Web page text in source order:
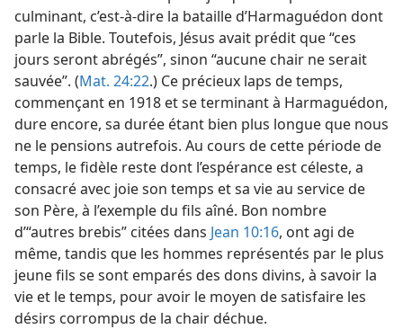
culminant, c’est-à-dire la bataille d’Harmaguédon dont
parle la Bible. Toutefois, Jésus avait prédit que “ces
jours seront abrégés”, sinon “aucune chair ne serait
sauvée”. (Mat. 24:22.) Ce précieux laps de temps,
commençant en 1918 et se terminant à Harmaguédon,
dure encore, sa durée étant bien plus longue que nous
ne le pensions autrefois. Au cours de cette période de
temps, le fidèle reste dont l’espérance est céleste, a
consacré avec joie son temps et sa vie au service de
son Père, à l’exemple du fils aîné. Bon nombre
d’“autres brebis” citées dans Jean 10:16, ont agi de
même, tandis que les hommes représentés par le plus
jeune fils se sont emparés des dons divins, à savoir la
vie et le temps, pour avoir le moyen de satisfaire les
désirs corrompus de la chair déchue.